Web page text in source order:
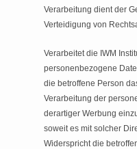
Verarbeitung dient der
Verteidigung von
Verarbeitet die IWM
personenbezogene
die betroffene Person
Verarbeitung der
derartiger Werbung
soweit es mit solcher
Widerspricht die